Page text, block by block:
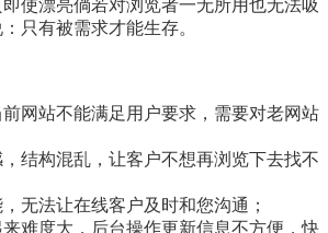
使漂亮倘若对浏览者一无所用也无法吸
只有被需求才能生存。
网站不能满足用户要求，需要对老网站
结构混乱，让客户不想再浏览下去找不
无法让在线客户及时和您沟通；
难度大，后台操作更新信息不方便，快